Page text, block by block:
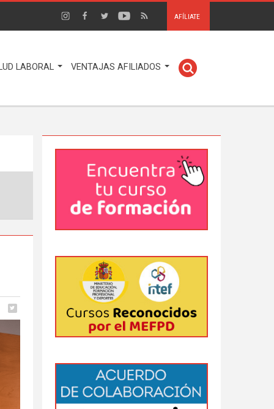
AFÍLIATE
LABORAL VENTAJAS AFILIADOS